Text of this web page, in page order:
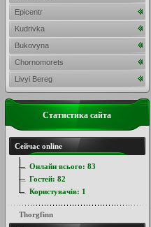
Epicentr
Kudrivka
Bukovyna
Chornomorets
Livyi Bereg
Статистика сайта
Сейчас online
Онлайн всього: 83
Гостей: 82
Користувачів: 1
Thorgfinn